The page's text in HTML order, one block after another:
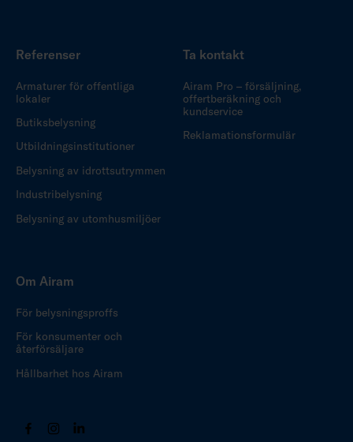
Referenser
Armaturer för offentliga
lokaler
Butiksbelysning
Utbildningsinstitutioner
Belysning av idrottsutrymmen
Industribelysning
Belysning av utomhusmiljöer
Ta kontakt
Airam Pro – försäljning,
offertberäkning och
kundservice
Reklamationsformulär
Om Airam
För belysningsproffs
För konsumenter och
återförsäljare
Hållbarhet hos Airam